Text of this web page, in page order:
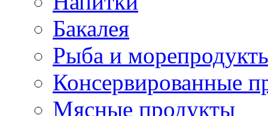
Бакалея
Рыба и
Консервированные
Мясные продукты